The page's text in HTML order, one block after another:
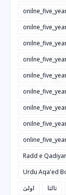
Radd e
Urdu Aqa'ed
اولیٰ
ثالثا